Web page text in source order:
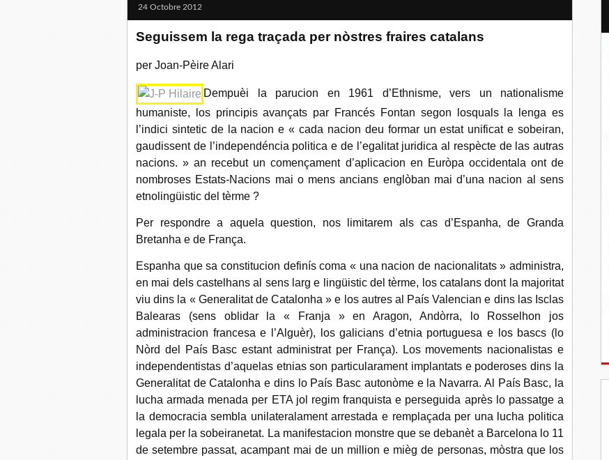
24 Octobre 2012
Seguissem la rega traçada per nòstres fraires catalans
per Joan‐Pèire Alari
Dempuèi la parucion en 1961 d’Ethnisme, vers un nationalisme
humaniste, los principis avançats par Francés Fontan segon losquals la lenga es
l’indici sintetic de la nacion e « cada nacion deu formar un estat unificat e sobeiran,
gaudissent de l’independéncia politica e de l’egalitat juridica al respècte de las autras
nacions. » an recebut un començament d’aplicacion en Euròpa occidentala ont de
nombroses Estats‐Nacions mai o mens ancians englòban mai d’una nacion al sens
etnolingüistic del tèrme ?
Per respondre a aquela question, nos limitarem als cas d’Espanha, de Granda
Bretanha e de França.
Espanha que sa constitucion definís coma « una nacion de nacionalitats » administra,
en mai dels castelhans al sens larg e lingüistic del tèrme, los catalans dont la majoritat
viu dins la « Generalitat de Catalonha » e los autres al País Valencian e dins las Isclas
Balearas (sens oblidar la « Franja » en Aragon, Andòrra, lo Rosselhon jos
administracion francesa e l’Alguèr), los galicians d’etnia portuguesa e los bascs (lo
Nòrd del País Basc estant administrat per França). Los movements nacionalistas e
independentistas d’aquelas etnias son particularament implantats e poderoses dins la
Generalitat de Catalonha e dins lo País Basc autonòme e la Navarra. Al País Basc, la
lucha armada menada per ETA jol regim franquista e perseguida après lo passatge a
la democracia sembla unilateralament arrestada e remplaçada per una lucha politica
legala per la sobeiranetat. La manifestacion monstre que se debanèt a Barcelona lo 11
de setembre passat, acampant mai de un million e mièg de personas, mòstra que los